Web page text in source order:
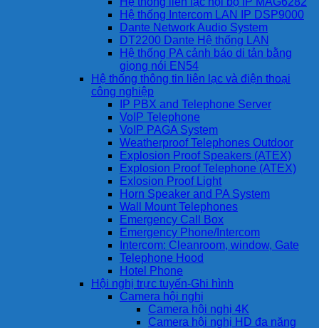
Hệ thống Intercom LAN IP DSP9000
Dante Network Audio System
DT2200 Dante Hệ thống LAN
Hệ thống PA cảnh báo di tản bằng
giọng nói EN54
Hệ thống thông tin liên lạc và điện thoại
công nghiệp
IP PBX and Telephone Server
VoIP Telephone
VoIP PAGA System
Weatherproof Telephones Outdoor
Explosion Proof Speakers (ATEX)
Explosion Proof Telephone (ATEX)
Exlosion Proof Light
Horn Speaker and PA System
Wall Mount Telephones
Emergency Call Box
Emergency Phone/Intercom
Intercom: Cleanroom, window, Gate
Telephone Hood
Hotel Phone
Hội nghị trực tuyến-Ghi hình
Camera hội nghị
Camera hội nghị 4K
Camera hội nghị HD đa năng